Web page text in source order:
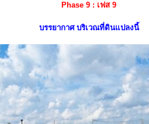
Phase 9 : เฟส 9
บรรยากาศ บริเวณที่ดินแปลงนี้